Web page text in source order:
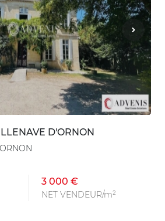
D'ORNON
3 000 €
NET VENDEUR/m²